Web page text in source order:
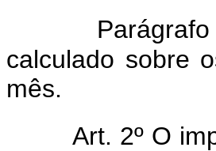
Parágrafo
calculado sobre
mês.
Art. 2º O